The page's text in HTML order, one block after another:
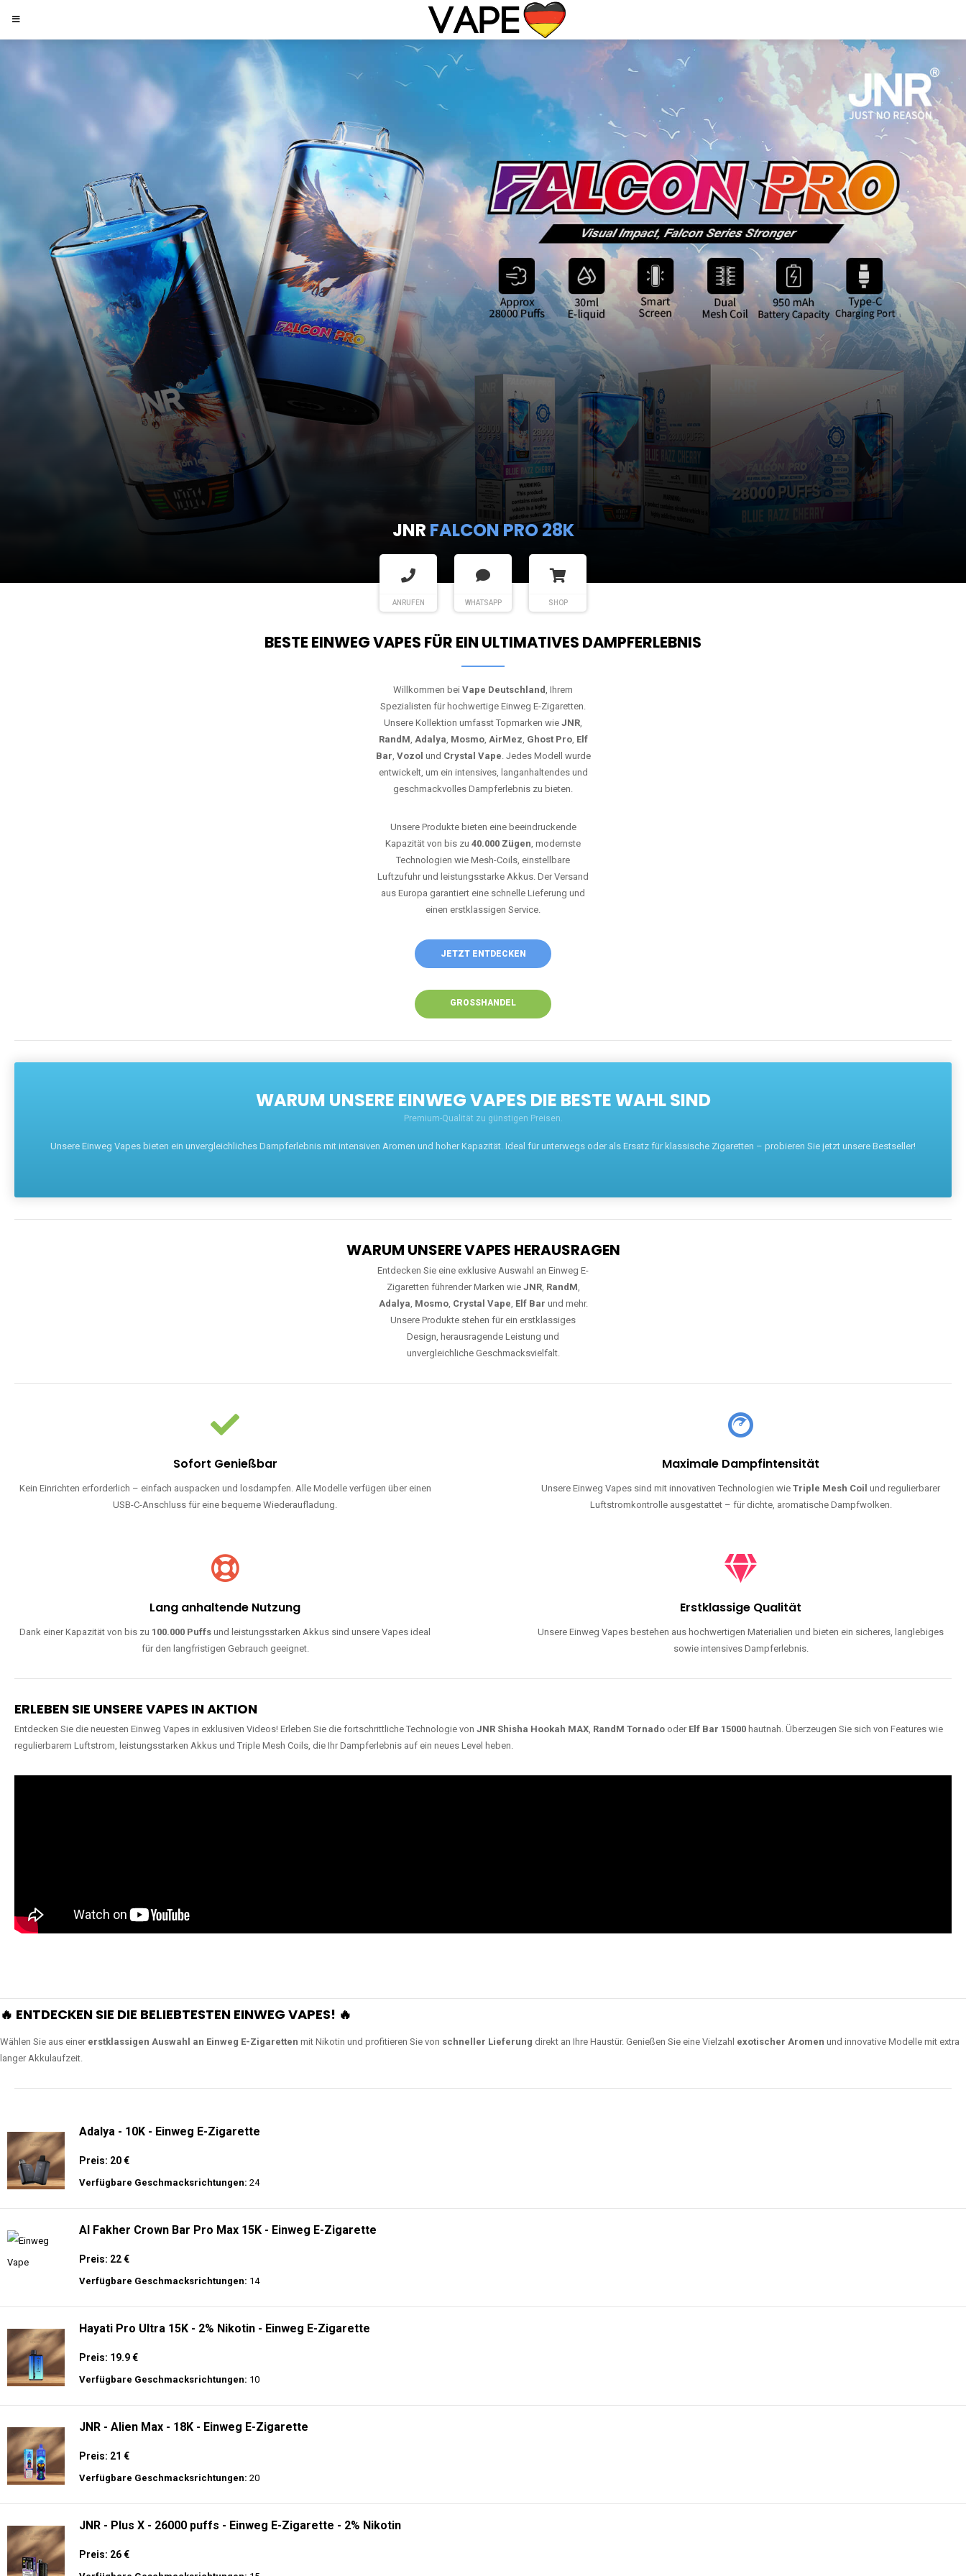
JNR FALCON PRO 28K
ANRUFEN WHATSAPP SHOP
BESTE EINWEG VAPES FÜR EIN ULTIMATIVES DAMPFERLEBNIS
Willkommen bei Vape Deutschland, Ihrem
Spezialisten für hochwertige Einweg E-Zigaretten.
Unsere Kollektion umfasst Topmarken wie JNR,
RandM, Adalya, Mosmo, AirMez, Ghost Pro, Elf
Bar, Vozol und Crystal Vape. Jedes Modell wurde
entwickelt, um ein intensives, langanhaltendes und
geschmackvolles Dampferlebnis zu bieten.
Unsere Produkte bieten eine beeindruckende
Kapazität von bis zu 40.000 Zügen, modernste
Technologien wie Mesh-Coils, einstellbare
Luftzufuhr und leistungsstarke Akkus. Der Versand
aus Europa garantiert eine schnelle Lieferung und
einen erstklassigen Service.
JETZT ENTDECKEN
GROSSHANDEL
WARUM UNSERE EINWEG VAPES DIE BESTE WAHL SIND
Premium-Qualität zu günstigen Preisen.
Unsere Einweg Vapes bieten ein unvergleichliches Dampferlebnis mit intensiven Aromen und hoher Kapazität. Ideal für unterwegs oder als Ersatz für klassische Zigaretten – probieren Sie jetzt unsere Bestseller!
WARUM UNSERE VAPES HERAUSRAGEN
Entdecken Sie eine exklusive Auswahl an Einweg E-
Zigaretten führender Marken wie JNR, RandM,
Adalya, Mosmo, Crystal Vape, Elf Bar und mehr.
Unsere Produkte stehen für ein erstklassiges
Design, herausragende Leistung und
unvergleichliche Geschmacksvielfalt.
Sofort Genießbar
Kein Einrichten erforderlich – einfach auspacken und losdampfen. Alle Modelle verfügen über einen
USB-C-Anschluss für eine bequeme Wiederaufladung.
Maximale Dampfintensität
Unsere Einweg Vapes sind mit innovativen Technologien wieTriple Mesh Coil und regulierbarer
Luftstromkontrolle ausgestattet – für dichte, aromatische Dampfwolken.
Lang anhaltende Nutzung
Dank einer Kapazität von bis zu 100.000 Puffs und leistungsstarken Akkus sind unsere Vapes ideal
für den langfristigen Gebrauch geeignet.
Erstklassige Qualität
Unsere Einweg Vapes bestehen aus hochwertigen Materialien und bieten ein sicheres, langlebiges
sowie intensives Dampferlebnis.
ERLEBEN SIE UNSERE VAPES IN AKTION
Entdecken Sie die neuesten Einweg Vapes in exklusiven Videos! Erleben Sie die fortschrittliche Technologie von JNR Shisha Hookah MAX, RandM Tornado oder Elf Bar 15000 hautnah. Überzeugen Sie sich von Features wie
regulierbarem Luftstrom, leistungsstarken Akkus und Triple Mesh Coils, die Ihr Dampferlebnis auf ein neues Level heben.
🔥 ENTDECKEN SIE DIE BELIEBTESTEN EINWEG VAPES! 🔥
Wählen Sie aus einer erstklassigen Auswahl an Einweg E-Zigaretten mit Nikotin und profitieren Sie von schneller Lieferung direkt an Ihre Haustür. Genießen Sie eine Vielzahl exotischer Aromen und innovative Modelle mit extra
langer Akkulaufzeit.
Adalya - 10K - Einweg E-Zigarette
Preis: 20 €
Verfügbare Geschmacksrichtungen: 24
Al Fakher Crown Bar Pro Max 15K - Einweg E-Zigarette
Preis: 22 €
Verfügbare Geschmacksrichtungen: 14
Hayati Pro Ultra 15K - 2% Nikotin - Einweg E-Zigarette
Preis: 19.9 €
Verfügbare Geschmacksrichtungen: 10
JNR - Alien Max - 18K - Einweg E-Zigarette
Preis: 21 €
Verfügbare Geschmacksrichtungen: 20
JNR - Plus X - 26000 puffs - Einweg E-Zigarette - 2% Nikotin
Preis: 26 €